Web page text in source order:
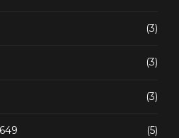
(3)
(3)
(3)
(5)